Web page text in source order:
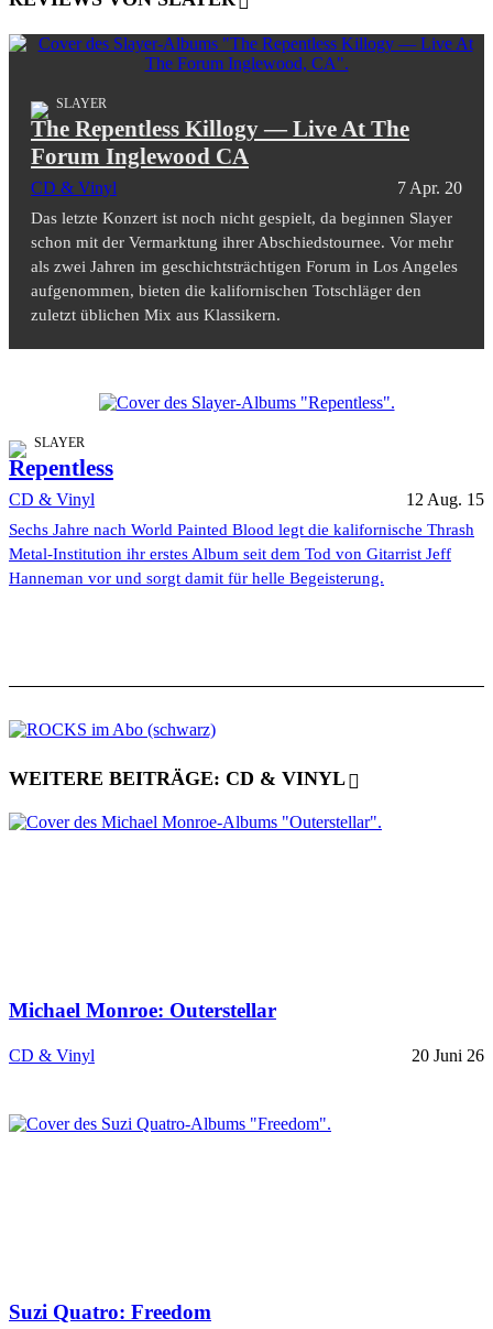
SLAYER
The Repentless Killogy — Live At The
Forum Inglewood CA
CD & Vinyl 7 Apr. 20
Das letzte Konzert ist noch nicht gespielt, da beginnen Slayer
schon mit der Vermarktung ihrer Abschiedstournee. Vor mehr
als zwei Jahren im geschichtsträchtigen Forum in Los Angeles
aufgenommen, bieten die kalifornischen Totschläger den
zuletzt üblichen Mix aus Klassikern.
SLAYER
Repentless
CD & Vinyl 12 Aug. 15
Sechs Jahre nach World Painted Blood legt die kalifornische Thrash
Metal-Institution ihr erstes Album seit dem Tod von Gitarrist Jeff
Hanneman vor und sorgt damit für helle Begeisterung.
WEITERE BEITRÄGE: CD & VINYL
Michael Monroe: Outerstellar
CD & Vinyl 20 Juni 26
Suzi Quatro: Freedom